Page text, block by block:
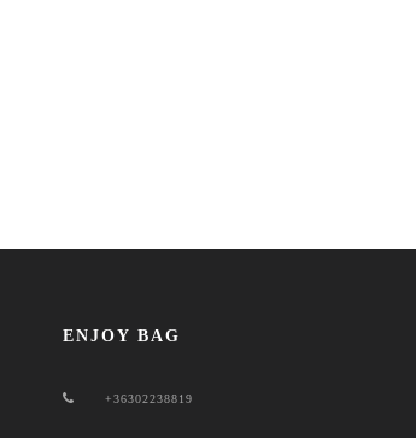
ENJOY BAG
+36302238819